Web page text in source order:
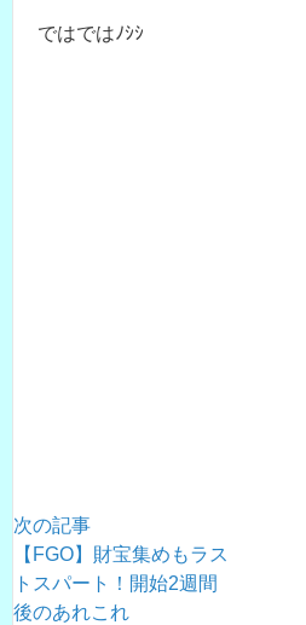
ではではﾉｼｼ
次の記事
【FGO】財宝集めもラス
トスパート！開始2週間
後のあれこれ